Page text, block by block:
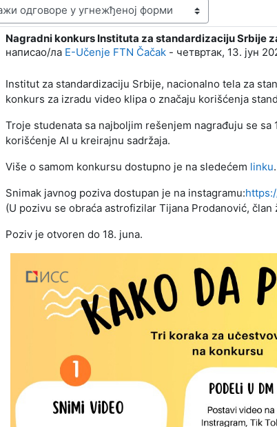
Nagradni konkurs Instituta za standardizaciju Srbije
написао/ла E-Učenje FTN Čačak- четвртак, 13. јун
Број одговора: 0
Institut za standardizaciju Srbije, nacionalno tela za
konkurs za izradu video klipa o značaju korišćenja
Troje studenata sa najboljim rešenjem nagrađuju se
korišćenje AI u kreirajnu sadržaja.
Više o samom konkursu dostupno je na sledećem linku.
Snimak javnog poziva dostupan je na instagramu:
(U pozivu se obraća astrofizilar Tijana Prodanović, član
Poziv je otvoren do 18. juna.